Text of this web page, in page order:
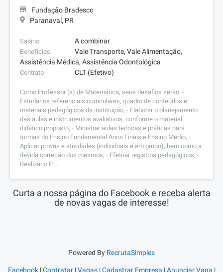
Fundação Bradesco
Paranavaí, PR
Salário A combinar
Benefícios
Vale Transporte, Vale Alimentação,
Assistência Médica, Assistência Odontológica
Contrato CLT (Efetivo)
Como Professor (a) de Matemática, seus desafios serão: -
Estudar os referenciais curriculares, quadro de conteúdos e
materiais pedagógicos da instituição; - Elaborar o planejamento
das aulas e instrumentos avaliativos, conforme o material
didático proposto; - Ministrar aulas teóricas e práticas para
turmas do Ensino Fundamental Anos Finais e Ensino Médio; -
Aplicar provas e atividades (individuais e em grupo), bem como a
devida correção dos mesmos; - Efetuar registros pedagógicos; -
Realizar o P ...
Curta a nossa página do Facebook e receba alerta
de novas vagas de interesse!
Powered By RecrutaSimples
Facebook|Contratar|Vagas|Cadastrar Empresa |Anunciar Vaga |